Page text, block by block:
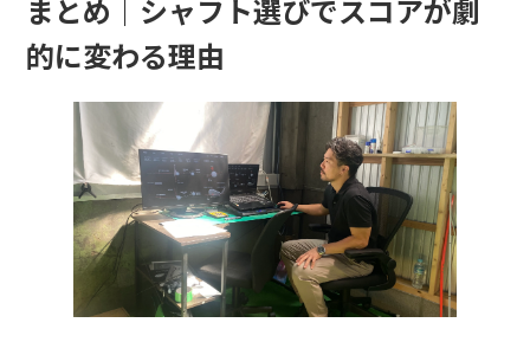
まとめ｜シャフト選びでスコアが劇
的に変わる理由